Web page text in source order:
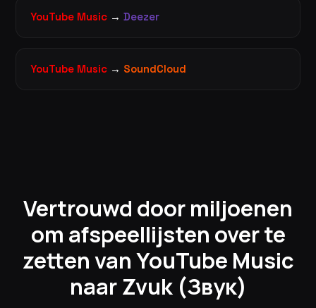
YouTube Music → Deezer
YouTube Music → SoundCloud
Vertrouwd door miljoenen
om afspeellijsten over te
zetten van YouTube Music
naar Zvuk (Звук)